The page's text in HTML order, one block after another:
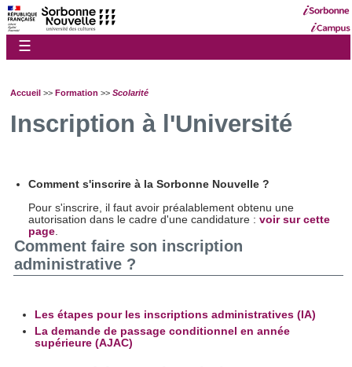
☰
Accueil >> Formation >> Scolarité
Inscription à l'Université
Comment s'inscrire à la Sorbonne Nouvelle ?
Pour s'inscrire, il faut avoir préalablement obtenu une
autorisation dans le cadre d'une candidature :voir sur cette
page.
Comment faire son inscription
administrative ?
Les étapes pour les inscriptions administratives (IA)
La demande de passage conditionnel en année
supérieure (AJAC)